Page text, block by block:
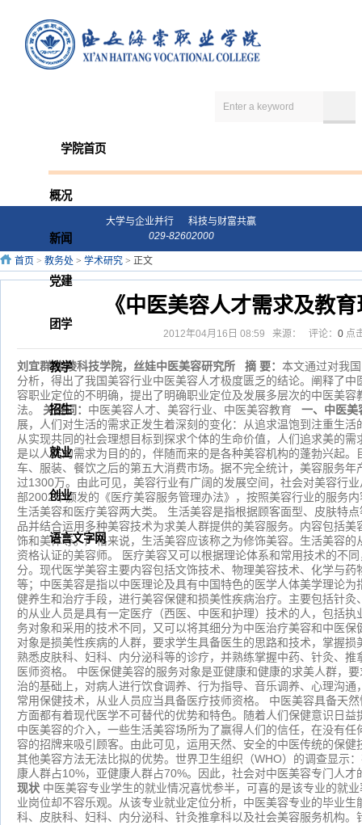
学院首页
概况
新闻
党建
团学
教学
招生
就业
创业
语言文字网
大学与企业并行 科技与财富共赢
029-82602000
首页 > 教务处 > 学术研究 > 正文
《中医美容人才需求及教
2012年04月16日 08:59 来源： 评论： 0点
刘宜群金陵科技学院，丝娃中医美容研究所 摘 要： 本文通过对我
分析，得出了我国美容行业中医美容人才极度匮乏的结论。阐释了
容职业定位的不明确，提出了明确职业定位及发展多层次的中医美
法。 关键词： 中医美容人才、美容行业、中医美容教育 一、 中医美
展，人们对生活的需求正发生着深刻的变化：从追求温饱到注重生
从实现共同的社会理想目标到探求个体的生命价值，人们追求美的
是以人类的需求为目的的，伴随而来的是各种美容机构的蓬勃兴起
车、服装、餐饮之后的第五大消费市场。据不完全统计，美容服务年
过1300万。由此可见，美容行业有广阔的发展空间，社会对美容行
部2002年颁发的《医疗美容服务管理办法》，按照美容行业的服务
生活美容和医疗美容两大类。
生活美容是指根据顾客面型、皮肤特
品并结合运用多种美容技术为求美人群提供的美容服务。内容包括
饰和美体等。严格来说，生活美容应该称之为修饰美容。生活美容
资格认证的美容师。 医疗美容又可以根据理论体系和常用技术的不
分。现代医学美容主要内容包括文饰技术、物理美容技术、化学与
等；中医美容是指以中医理论及具有中国特色的医学人体美学理论
健养生和治疗手段，进行美容保健和损美性疾病治疗。主要包括针
的从业人员是具有一定医疗（西医、中医和护理）技术的人，包括
务对象和采用的技术不同，又可以将其细分为中医治疗美容和中医
对象是损美性疾病的人群，要求学生具备医生的思路和技术，掌握
熟悉皮肤科、妇科、内分泌科等的诊疗，并熟练掌握中药、针灸、
医师资格。 中医保健美容的服务对象是亚健康和健康的求美人群，
治的基础上，对病人进行饮食调养、行为指导、音乐调养、心理沟
常用保健技术，从业人员应当具备医疗技师资格。 中医美容具备天
方面都有着现代医学不可替代的优势和特色。随着人们保健意识日
中医美容的介入，一些生活美容场所为了赢得人们的信任，在没有
容的招牌来吸引顾客。由此可见，运用天然、安全的中医传统的保
其他美容方法无法比拟的优势。世界卫生组织（WHO）的调查显示
康人群占10%，亚健康人群占70%。
因此，社会对中医美容专门人
现状 中医美容专业学生的就业情况喜忧参半，可喜的是该专业的就
业岗位却不容乐观。从该专业就业定位分析，中医美容专业的毕业
科、皮肤科、妇科、内分泌科、针灸推拿科以及社会美容服务机构